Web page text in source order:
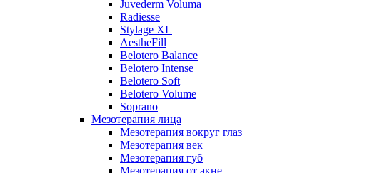
Juvederm Voluma
Radiesse
Stylage XL
AestheFill
Belotero Balance
Belotero Intense
Belotero Soft
Belotero Volume
Soprano
Мезотерапия лица
Мезотерапия вокруг глаз
Мезотерапия век
Мезотерапия губ
Мезотерапия от акне